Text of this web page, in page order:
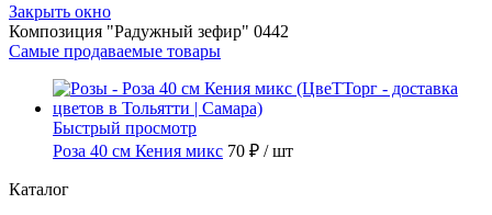
Закрыть окно
Композиция "Радужный зефир" 0442
Самые продаваемые товары
Быстрый просмотр
Роза 40 см Кения микс 70 ₽ / шт
Каталог